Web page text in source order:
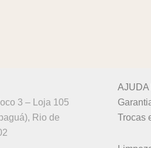
3 – Loja 105
Rio de
AJUDA
Trocas